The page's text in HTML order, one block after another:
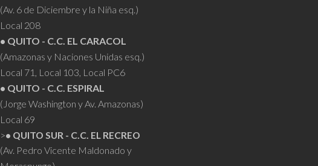
(Av. 6 de Diciembre y la Niña esq.)
Local 208
• QUITO - C.C. EL CARACOL
(Amazonas y Naciones Unidas esq.)
Local 71, Local 103, Local PC6
• QUITO - C.C. ESPIRAL
(Jorge Washington y Av. Amazonas)
Local 69
>• QUITO SUR - C.C. EL RECREO
(Av. Pedro Vicente Maldonado y